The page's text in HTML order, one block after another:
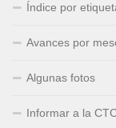
Índice por
Avances por
Algunas fotos
Informar a la